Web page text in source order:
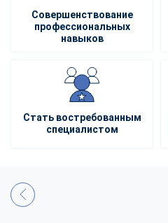
Совершенствование
профессиональных
навыков
Стать востребованным
специалистом